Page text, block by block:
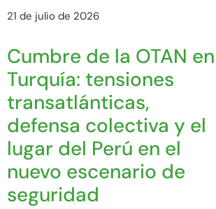
21 de julio de 2026
Cumbre de la OTAN en
Turquía: tensiones
transatlánticas,
defensa colectiva y el
lugar del Perú en el
nuevo escenario de
seguridad